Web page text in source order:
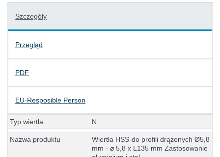
Szczegóły
Przegląd
PDF
EU-Resposible Person
Typ wiertła N
Nazwa produktu Wiertła HSS-do profili drążonych Ø5,8
mm - ⌀ 5,8 x L135 mm Zastosowanie